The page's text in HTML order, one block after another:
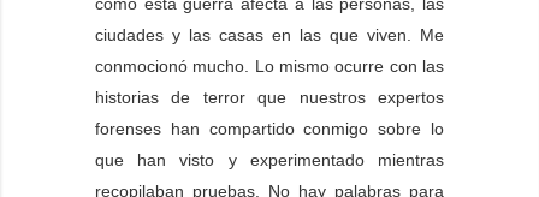
ciudades y las casas en las que viven. Me
conmocionó mucho. Lo mismo ocurre con las
historias de terror que nuestros expertos
forenses han compartido conmigo sobre lo
que han visto y experimentado mientras
recopilaban pruebas. No hay palabras para